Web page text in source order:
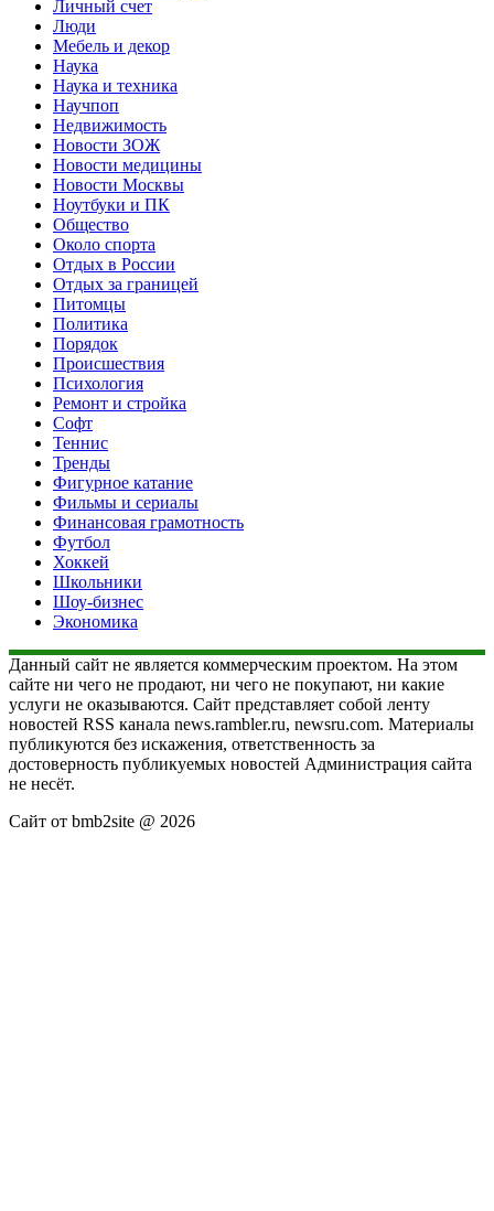
Личный счет
Люди
Мебель и декор
Наука
Наука и техника
Научпоп
Недвижимость
Новости ЗОЖ
Новости медицины
Новости Москвы
Ноутбуки и ПК
Общество
Около спорта
Отдых в России
Отдых за границей
Питомцы
Политика
Порядок
Происшествия
Психология
Ремонт и стройка
Софт
Теннис
Тренды
Фигурное катание
Фильмы и сериалы
Финансовая грамотность
Футбол
Хоккей
Школьники
Шоу-бизнес
Экономика
Данный сайт не является коммерческим проектом. На этом
сайте ни чего не продают, ни чего не покупают, ни какие
услуги не оказываются. Сайт представляет собой ленту
новостей RSS канала news.rambler.ru, newsru.com. Материалы
публикуются без искажения, ответственность за
достоверность публикуемых новостей Администрация сайта
не несёт.
Сайт от bmb2site @ 2026